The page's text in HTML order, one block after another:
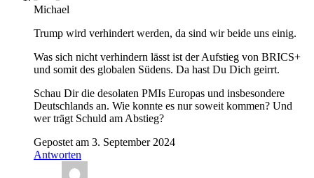
Michael
Trump wird verhindert werden, da sind wir beide uns einig.
Was sich nicht verhindern lässt ist der Aufstieg von BRICS+
und somit des globalen Südens. Da hast Du Dich geirrt.
Schau Dir die desolaten PMIs Europas und insbesondere
Deutschlands an. Wie konnte es nur soweit kommen? Und
wer trägt Schuld am Abstieg?
Gepostet am 3. September 2024
Antworten